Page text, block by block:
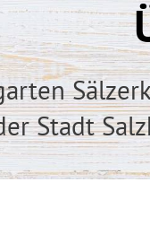
Stadt